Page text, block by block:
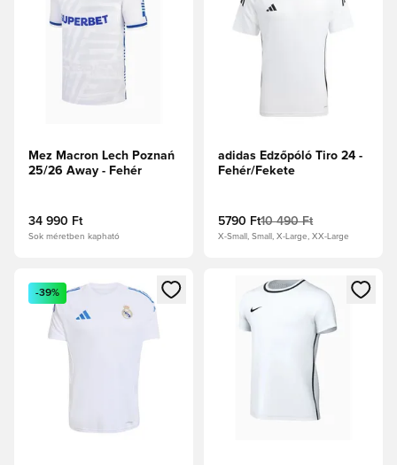
Mez Macron Lech Poznań
25/26 Away - Fehér
34 990 Ft
Sok méretben kapható
adidas Edzőpóló Tiro 24 -
Fehér/Fekete
5790 Ft10 490 Ft
X-Small, Small, X-Large, XX-Large
Megnyit egy modált a bejelentkezéshez vagy a tagként
-39%
Megnyit egy modált a